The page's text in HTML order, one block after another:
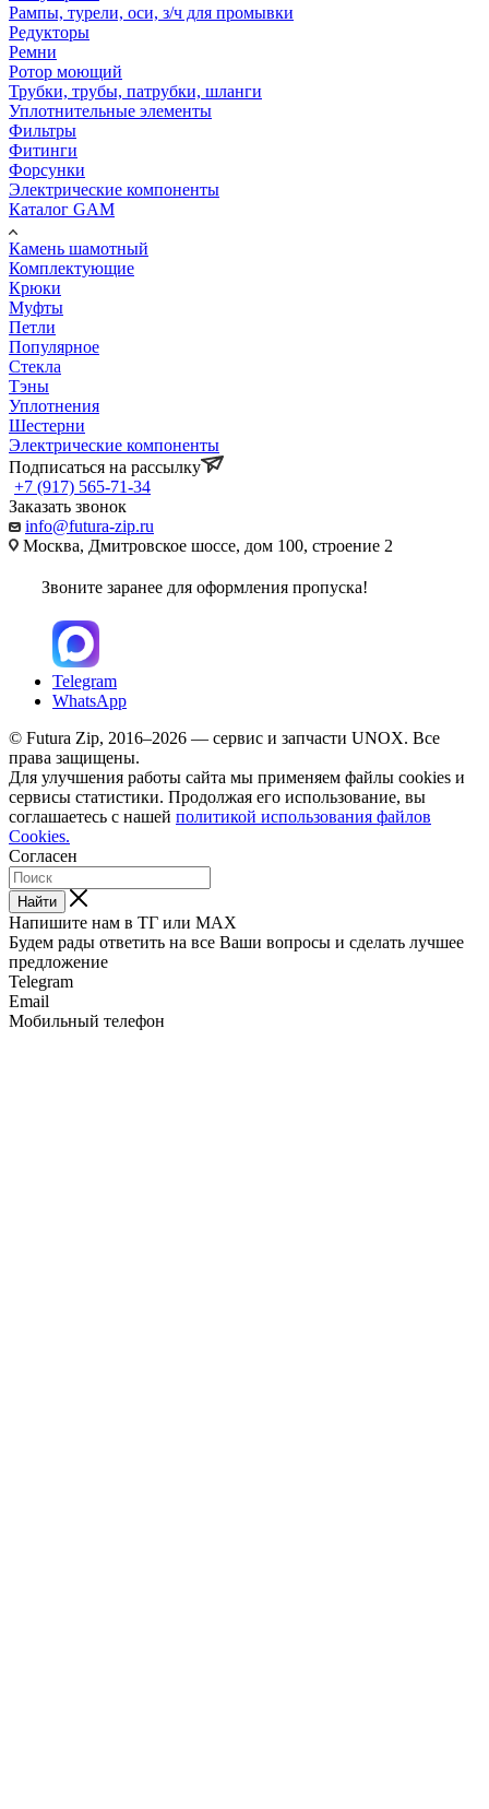
Рампы, турели, оси, з/ч для промывки
Редукторы
Ремни
Ротор моющий
Трубки, трубы, патрубки, шланги
Уплотнительные элементы
Фильтры
Фитинги
Форсунки
Электрические компоненты
Каталог GAM
Камень шамотный
Комплектующие
Крюки
Муфты
Петли
Популярное
Стекла
Тэны
Уплотнения
Шестерни
Электрические компоненты
Подписаться на рассылку
+7 (917) 565-71-34
Заказать звонок
info@futura-zip.ru
Москва, Дмитровское шоссе, дом 100, строение 2
Звоните заранее для оформления пропуска!
Telegram
WhatsApp
© Futura Zip, 2016–2026 — сервис и запчасти UNOX. Все
права защищены.
Для улучшения работы сайта мы применяем файлы cookies и
сервисы статистики. Продолжая его использование, вы
соглашаетесь с нашей политикой использования файлов
Cookies.
Согласен
Найти
Напишите нам в ТГ или MAX
Будем рады ответить на все Ваши вопросы и сделать лучшее
предложение
Telegram
Email
Мобильный телефон